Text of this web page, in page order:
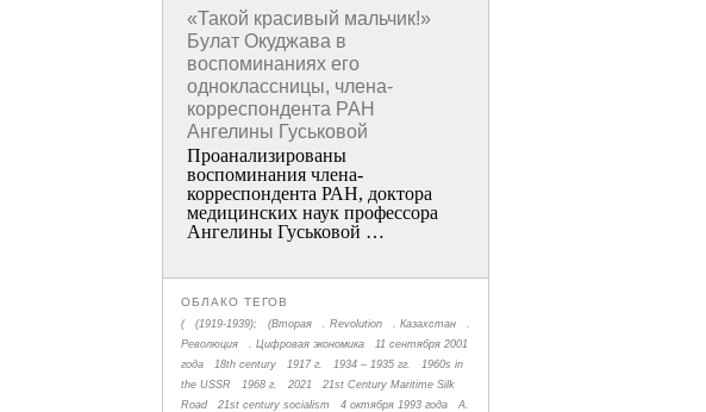
«Такой красивый мальчик!»
Булат Окуджава в
воспоминаниях его
одноклассницы, члена-
корреспондента РАН
Ангелины Гуськовой
Проанализированы
воспоминания члена­
корреспондента РАН, доктора
медицинских наук профессора
Ангелины Гуськовой …
ОБЛАКО ТЕГОВ
( (1919-1939); (Вторая . Revolution . Казахстан
.
Революция
. Цифровая экономика
11 сентября 2001
года
18th century 1917 г. 1934 – 1935 гг.
1960s in
the USSR
1968 г. 2021
21st Century Maritime Silk
Road
21st century socialism 4 октября 1993 года
A.